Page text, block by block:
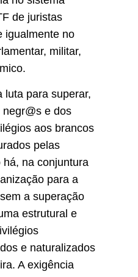
de juristas
igualmente no
militar,
luta para superar,
e dos
aos brancos
pelas
na conjuntura
para a
a superação
estrutural e
e naturalizados
A exigência